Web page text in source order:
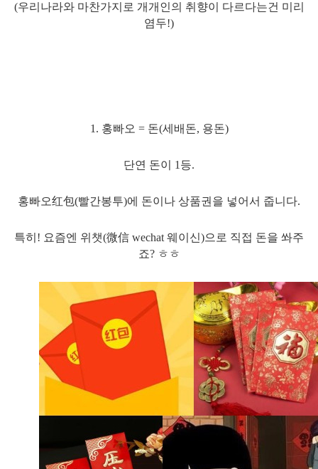
(우리나라와 마찬가지로 개개인의 취향이 다르다는건 미리
염두!)
1. 홍빠오 = 돈(세배돈, 용돈)
단연 돈이 1등.
홍빠오红包(빨간봉투)에 돈이나 상품권을 넣어서 줍니다.
특히! 요즘엔 위챗(微信 wechat 웨이신)으로 직접 돈을 쏴주
죠? ㅎㅎ